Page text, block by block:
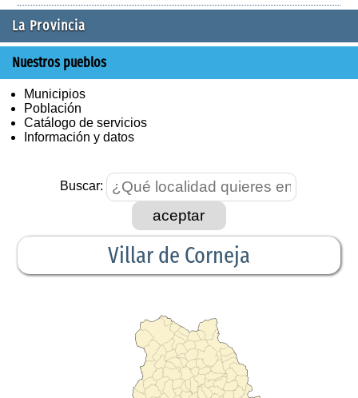
La Provincia
Nuestros pueblos
Municipios
Población
Catálogo de servicios
Información y datos
Buscar:
aceptar
Villar de Corneja